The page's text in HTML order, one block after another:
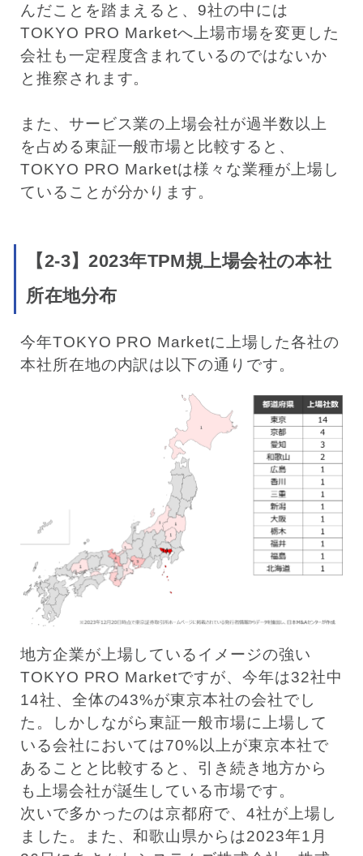
んだことを踏まえると、9社の中には
TOKYO PRO Marketへ上場市場を変更した
会社も一定程度含まれているのではないか
と推察されます。
また、サービス業の上場会社が過半数以上
を占める東証一般市場と比較すると、
TOKYO PRO Marketは様々な業種が上場し
ていることが分かります。
【2-3】2023年TPM規上場会社の本社
所在地分布
今年TOKYO PRO Marketに上場した各社の
本社所在地の内訳は以下の通りです。
地方企業が上場しているイメージの強い
TOKYO PRO Marketですが、今年は32社中
14社、全体の43%が東京本社の会社でし
た。しかしながら東証一般市場に上場して
いる会社においては70%以上が東京本社で
あることと比較すると、引き続き地方から
も上場会社が誕生している市場です。
次いで多かったのは京都府で、4社が上場し
ました。また、和歌山県からは2023年1月